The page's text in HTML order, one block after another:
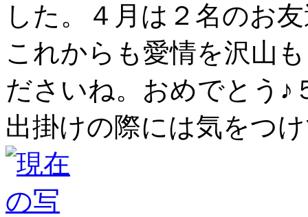
した。４月は２名のお
これからも愛情を沢山
ださいね。おめでとう♪
出掛けの際には気をつ